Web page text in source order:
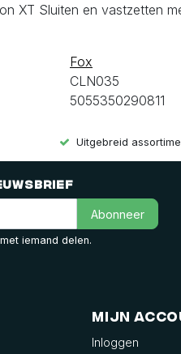
XT Sluiten en vastzetten
Fox
CLN035
5055350290811
Uitgebreid
Abonneer
iemand delen.
Mijn
Inloggen